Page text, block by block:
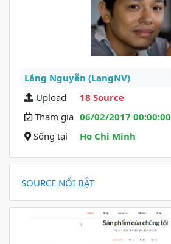
Lắng Nguyễn (LangNV)
Upload
18 Source
Tham gia 06/02/2017 00:00:00
Sống tại
Ho Chi Minh
SOURCE NỔI BẬT